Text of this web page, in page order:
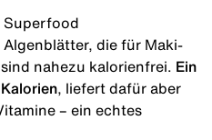
Superfood
die für Maki-
nahezu kalorienfrei. Ein
, liefert dafür aber
– ein echtes